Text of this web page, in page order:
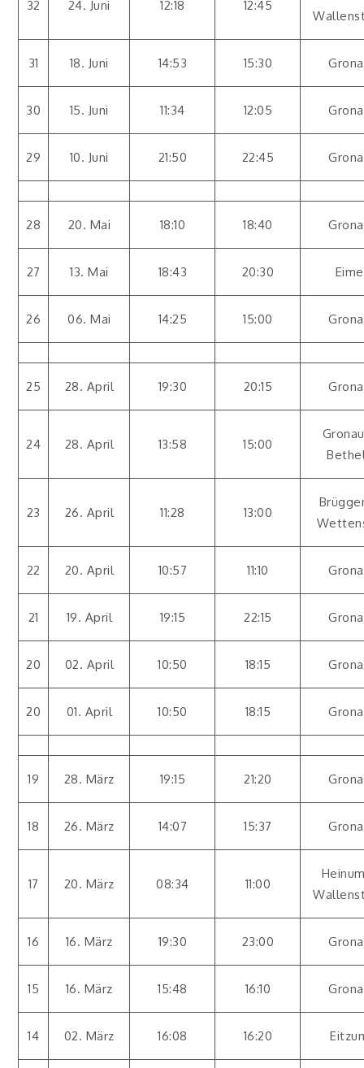
32 24. Juni 12:18 12:45
31 18. Juni 14:53 15:30
30 15. Juni 11:34 12:05
29 10. Juni 21:50 22:45
28 20. Mai 18:10 18:40
27 13. Mai 18:43 20:30 Eime
26 06. Mai 14:25 15:00
25 28. April 19:30 20:15
24 28. April 13:58 15:00
23 26. April 11:28 13:00
22 20. April 10:57 11:10
21 19. April 19:15 22:15
20 02. April 10:50 18:15
20 01. April 10:50 18:15
19 28. März 19:15 21:20
18 26. März 14:07 15:37
17 20. März 08:34 11:00
16 16. März 19:30 23:00
15 16. März 15:48 16:10
14 02. März 16:08 16:20